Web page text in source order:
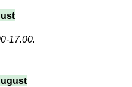
17.00.